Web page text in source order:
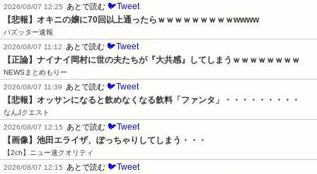
2026/08/07 12:25
あとで読む 🐦Tweet
【悲報】オキニの嬢に70回以上通ったらｗｗｗｗｗｗｗｗｗwwww
バズッター速報
2026/08/07 11:12
あとで読む 🐦Tweet
【正論】ナイナイ岡村に世の夫たちが『大共感』してしまうｗｗｗｗｗｗｗｗ
NEWSまとめもりー
2026/08/07 11:39
あとで読む 🐦Tweet
【悲報】オッサンになると飲めなくなる飲料「ファンタ」・・・・・・・・・
なんJクエスト
2026/08/07 12:15
あとで読む 🐦Tweet
【画像】池田エライザ、ぽっちゃりしてしまう・・・
【2ch】ニュー速クオリティ
2026/08/07 12:15
あとで読む 🐦Tweet